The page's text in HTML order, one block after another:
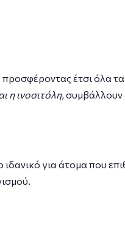
έτσι όλα
η ινοσιτόλη, συμβάλλουν
για άτομα που